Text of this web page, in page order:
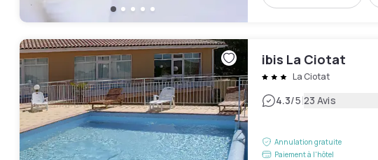
ibis La Ciotat
La Ciotat
4.3/5|23 Avis
Annulation gratuite
Paiement à l'hôtel